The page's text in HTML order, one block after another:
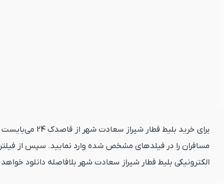
برای خرید
مسافران را در فیلدهای مشخص شده وارد نمایید. سپس از
الکترونیکی بلیط قطار شیراز سعادت شهر بلافاصله دانلود